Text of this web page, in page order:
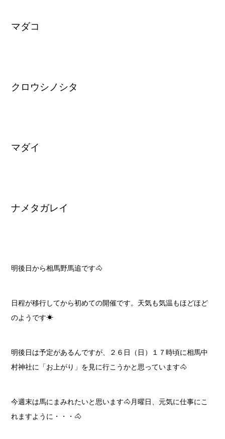
マダコ
クロウシノシタ
マダイ
ナメタガレイ
明後日から相馬野馬追です🐴
日程が移行してから初めての開催です。天気も気温もほどほど
のようです☀
明後日は予定があるんですが、２６日（日）１７時頃に相馬中
村神社に「お上がり」を見に行こうかと思っています🐴
今週末は馬にまみれたいと思います🐴月曜日、元気に仕事にこ
れますように・・・🐴